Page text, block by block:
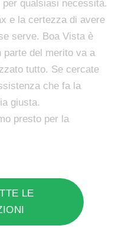
qualsiasi necessità.
e la certezza di avere
serve. Boa Vista è
parte del merito va a
tutto. Se cercate
che fa la
giusta.
presto per la
LE